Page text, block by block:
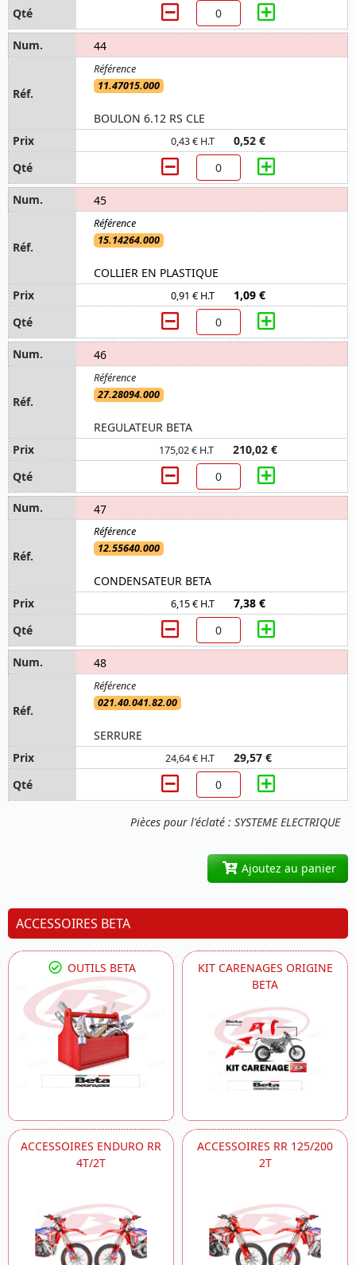
Pièces pour l'éclaté : SYSTEME ELECTRIQUE
44
11.47015.000
BOULON 6.12 RS CLE
0,43 € H.T 0,52 €
45
15.14264.000
COLLIER EN PLASTIQUE
0,91 € H.T 1,09 €
46
27.28094.000
REGULATEUR BETA
175,02 € H.T 210,02 €
47
12.55640.000
CONDENSATEUR BETA
6,15 € H.T 7,38 €
48
021.40.041.82.00
SERRURE
24,64 € H.T 29,57 €
Ajoutez au panier
ACCESSOIRES BETA
OUTILS BETA
KIT CARENAGES ORIGINE
BETA
ACCESSOIRES ENDURO RR
4T/2T
ACCESSOIRES RR 125/200
2T